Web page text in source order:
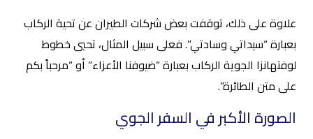
علاوة على ذلك، توقفت بعض شركات الطيران عن تحية الركاب
بعبارة “سيداتي وسادتي”. فعلى سبيل المثال، تحيي خطوط
لوفتهانزا الجوية الركاب بعبارة “ضيوفنا الأعزاء” أو “مرحباً بكم
على متن الطائرة”.
الصورة الأكبر في السفر الجوي